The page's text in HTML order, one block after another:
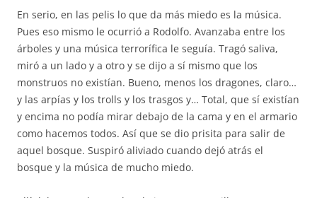
En serio, en las pelis lo que da más miedo es la música.
Pues eso mismo le ocurrió a Rodolfo. Avanzaba entre los
árboles y una música terrorífica le seguía. Tragó saliva,
miró a un lado y a otro y se dijo a sí mismo que los
monstruos no existían. Bueno, menos los dragones, claro…
y las arpías y los trolls y los trasgos y… Total, que sí existían
y encima no podía mirar debajo de la cama y en el armario
como hacemos todos. Así que se dio prisita para salir de
aquel bosque. Suspiró aliviado cuando dejó atrás el
bosque y la música de mucho miedo.